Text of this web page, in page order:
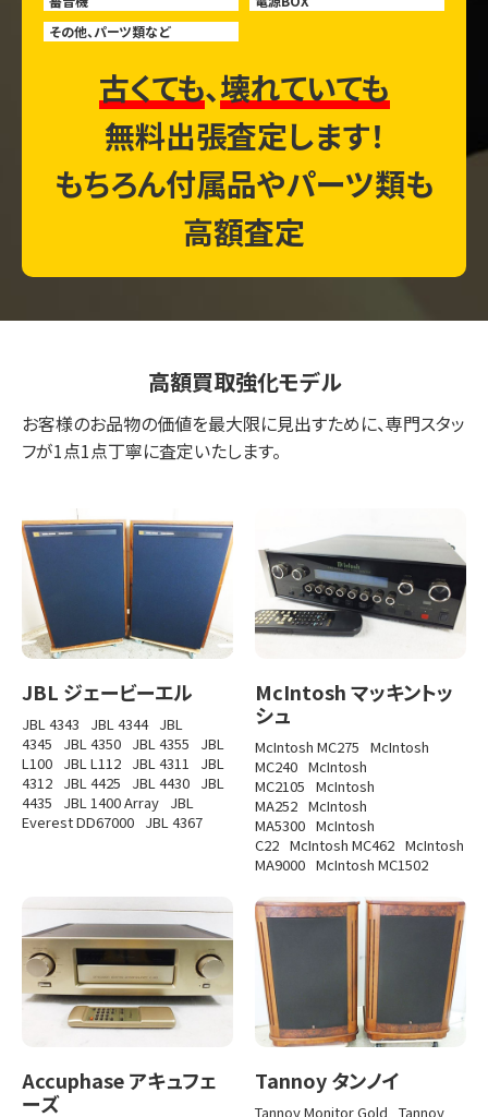
その他、パーツ類など
古くても、壊れていても
無料出張査定します！
もちろん付属品やパーツ類も
高額査定
高額買取強化モデル
お客様のお品物の価値を最大限に見出すために、専門スタッ
フが1点1点丁寧に査定いたします。
JBL ジェービーエル
JBL 4343 JBL 4344 JBL
4345
JBL 4350 JBL 4355
JBL
L100 JBL L112 JBL 4311
JBL
4312 JBL 4425 JBL 4430 JBL
4435
JBL 1400 Array JBL
Everest DD67000 JBL 4367
McIntosh マッキントッ
シュ
McIntosh MC275 McIntosh
MC240 McIntosh
MC2105 McIntosh
MA252 McIntosh
MA5300 McIntosh
C22 McIntosh MC462 McIntosh
MA9000 McIntosh MC1502
Accuphase アキュフェ
ーズ
Tannoy タンノイ
Tannoy Monitor Gold Tannoy